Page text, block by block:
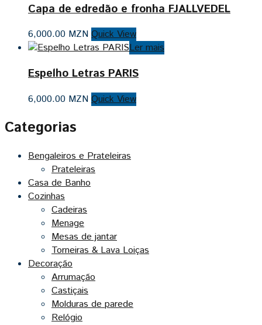
Capa de edredão e fronha FJALLVEDEL
6,000.00 MZN Quick View
Ler mais
Espelho Letras PARIS
6,000.00 MZN Quick View
Categorias
Bengaleiros e Prateleiras
Prateleiras
Casa de Banho
Cozinhas
Cadeiras
Menage
Mesas de jantar
Torneiras & Lava Loiças
Decoração
Arrumação
Castiçais
Molduras de parede
Relógio